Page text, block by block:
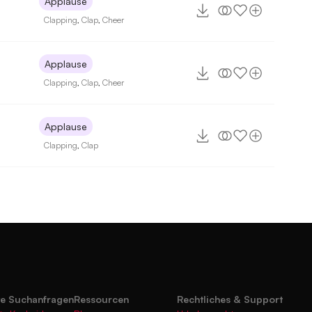
Clapping ,Clap ,Cheer
Applause
Clapping ,Clap ,Cheer
Applause
Clapping ,Clap
SuchanfragenRessourcen
Rechtliches & Support